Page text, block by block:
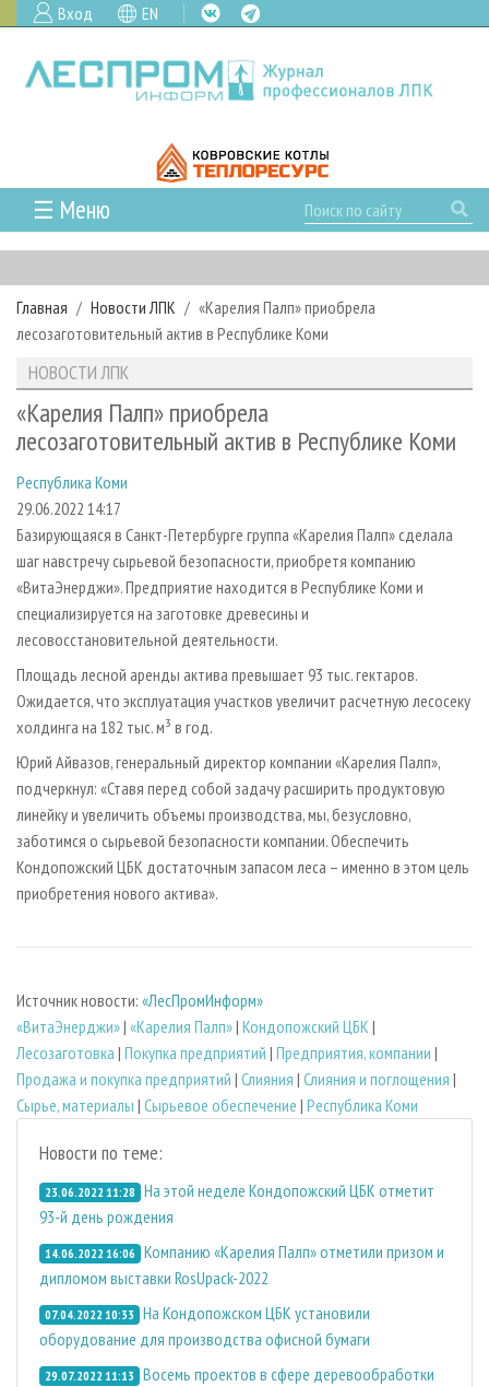
Вход EN
☰ Меню
ГЛАВНАЯ
РУБРИКИ И ТЕМЫ
РУБРИКИ ЖУРНАЛА
ЛЕСОЗАГОТОВКА
ЛЕСОПИЛЕНИЕ
СУШКА ДРЕВЕСИНЫ
ПРОИЗВОДСТВО ДРЕВЕСНЫХ ПЛИТ
ДЕРЕВЯННОЕ ДОМОСТРОЕНИЕ
ПРОИЗВОДСТВО МЕБЕЛИ
БИОЭНЕРГЕТИКА
ЦБП
ИНСТРУМЕНТ И МАТЕРИАЛЫ
НОВОСТИ
НОВОСТИ ЛПК
НОВОСТИ ЖУРНАЛА
ПРОЕКТЫ ЛПИ
АНАЛИТИКА
ПРЕДПРИЯТИЯ ЛПК
ПЕРСОНЫ
МОБИЛЬНЫЕ ВЫСТАВКИ
ОФИЦИАЛЬНЫЕ ДЕЛЕГАЦИИ
ПРИОРИТЕТНЫЕ ИНВЕСТПРОЕКТЫ
RUSSIAN FORESTRY REVIEW
ГАЗЕТА ЛЕСПРОМФОРУМ
БИБЛИОТЕКА СПЕЦИАЛИСТА
АРХИВ
АРХИВ ЖУРНАЛОВ
СТАТЬИ
О ЖУРНАЛЕ
ПОДПИСКА
КОНТАКТЫ
РЕКЛАМОДАТЕЛЯМ
РЕКЛАМА
РЕКЛАМА НА САЙТЕ
Главная Новости ЛПК
«Карелия Палп» приобрела
лесозаготовительный актив в Республике Коми
НОВОСТИ ЛПК
«Карелия Палп» приобрела
лесозаготовительный актив в Республике Коми
Республика Коми
29.06.2022 14:17
Базирующаяся в Санкт-Петербурге группа «Карелия Палп» сделала
шаг навстречу сырьевой безопасности, приобретя компанию
«ВитаЭнерджи». Предприятие находится в Республике Коми и
специализируется на заготовке древесины и
лесовосстановительной деятельности.
Площадь лесной аренды актива превышает 93 тыс. гектаров.
Ожидается, что эксплуатация участков увеличит расчетную лесосеку
холдинга на 182 тыс. м³ в год.
Юрий Айвазов, генеральный директор компании «Карелия Палп»,
подчеркнул: «Ставя перед собой задачу расширить продуктовую
линейку и увеличить объемы производства, мы, безусловно,
заботимся о сырьевой безопасности компании. Обеспечить
Кондопожский ЦБК достаточным запасом леса – именно в этом цель
приобретения нового актива».
Источник новости: «ЛесПромИнформ»
«ВитаЭнерджи»| «Карелия Палп»| Кондопожский ЦБК |
Лесозаготовка | Покупка предприятий | Предприятия, компании |
Продажа и покупка предприятий | Слияния | Слияния и поглощения |
Сырье, материалы | Сырьевое обеспечение | Республика Коми
Новости по теме:
23.06.2022 11:28 На этой неделе Кондопожский ЦБК отметит
93-й день рождения
14.06.2022 16:06 Компанию «Карелия Палп» отметили призом и
дипломом выставки RosUpack-2022
07.04.2022 10:33 На Кондопожском ЦБК установили
оборудование для производства офисной бумаги
29.07.2022 11:13 Восемь проектов в сфере деревообработки